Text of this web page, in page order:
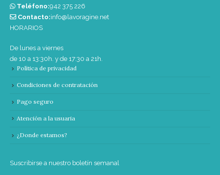
Teléfono:‭942 375 226‬
Contacto:info@lavoragine.net
HORARIOS
De lunes a viernes
de 10 a 13:30h. y de 17:30 a 21h.
Política de privacidad
Condiciones de contratación
Pago seguro
Atención a la usuaria
¿Donde estamos?
Suscribirse a nuestro boletín semanal